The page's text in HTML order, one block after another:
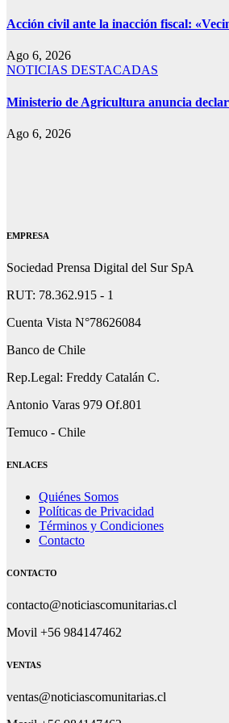
Acción civil ante la inacción fiscal:
Ago 6, 2026
NOTICIAS DESTACADAS
Ministerio de Agricultura anuncia
Ago 6, 2026
EMPRESA
Sociedad Prensa Digital del Sur SpA
RUT: 78.362.915 - 1
Cuenta Vista N°78626084
Banco de Chile
Rep.Legal: Freddy Catalán C.
Antonio Varas 979 Of.801
Temuco - Chile
ENLACES
Quiénes Somos
Políticas de Privacidad
Términos y Condiciones
Contacto
CONTACTO
contacto@noticiascomunitarias.cl
Movil +56 984147462
VENTAS
ventas@noticiascomunitarias.cl